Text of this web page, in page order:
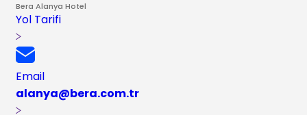
Bera Alanya Hotel
Yol Tarifi
Email
alanya@bera.com.tr